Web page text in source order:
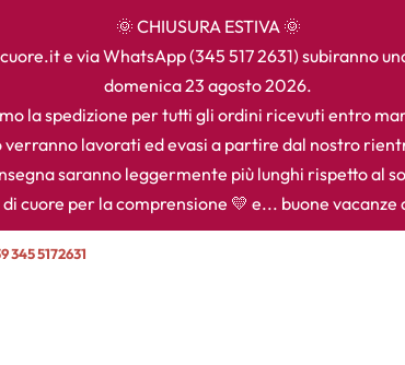
🌞 CHIUSURA ESTIVA 🌞
e via WhatsApp (345 517 2631) subiranno
domenica 23 agosto 2026.
la spedizione per tutti gli ordini ricevuti entro
lavorati ed evasi a partire dal nostro
saranno leggermente più lunghi rispetto al
cuore per la comprensione 💛 e... buone
345 5172631